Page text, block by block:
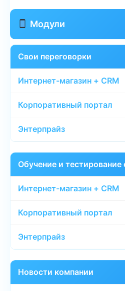
Модули
Свои переговорки
Обучение и тестирование
Новости компании